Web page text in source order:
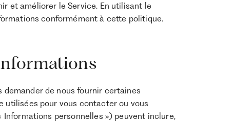
et améliorer le Service. En utilisant le
conformément à cette politique.
demander de nous fournir certaines
utilisées pour vous contacter ou vous
personnelles ») peuvent inclure,